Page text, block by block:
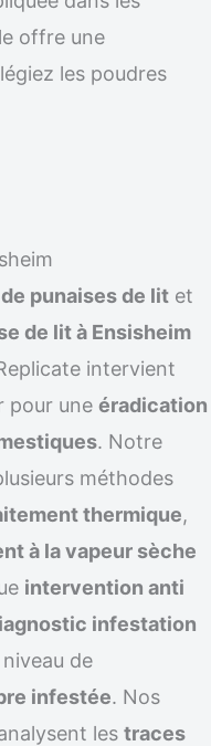
offre une
les poudres
punaises de lit et
de lit à Ensisheim
intervient
pour une éradication
. Notre
méthodes
thermique,
à la vapeur sèche
intervention anti
infestation
de
infestée. Nos
les traces